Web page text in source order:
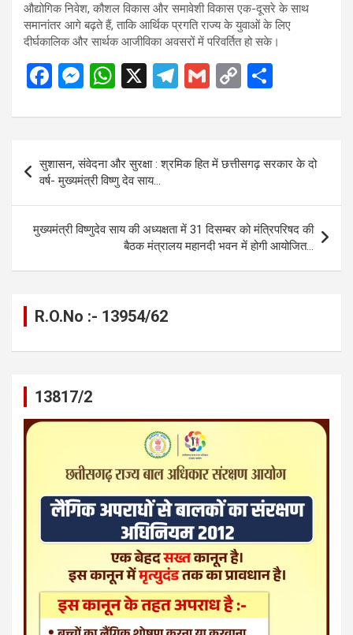
औद्योगिक निवेश, कौशल विकास और समावेशी विकास एक-दूसरे के साथ
समानांतर आगे बढ़ते हैं, ताकि आर्थिक प्रगति राज्य के युवाओं के लिए
दीर्घकालिक और सार्थक आजीविका अवसरों में परिवर्तित हो सके।
F
ce
o
o
k
M
se
n
g
er
W
at
s
A
p
p
X
T
e
gr
a
m
G
ail
C
py
n
k
ar
navigation
सुशासन, संवेदना और सुरक्षा : श्रमिक हित में छत्तीसगढ़ सरकार के दो
वर्ष- मुख्यमंत्री विष्णु देव साय…
मुख्यमंत्री विष्णुदेव साय की अध्यक्षता में 31 दिसम्बर को मंत्रिपरिषद की
बैठक मंत्रालय महानदी भवन में होगी आयोजित…
R.O.No :- 13954/62
13817/2